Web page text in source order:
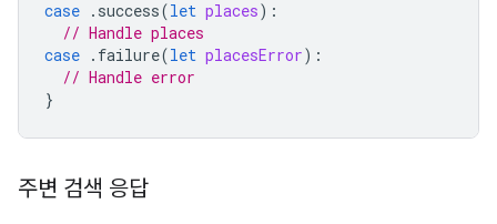
case . success(let places):
// Handle places
case . failure(let placesError):
// Handle error
}
주변 검색 응답